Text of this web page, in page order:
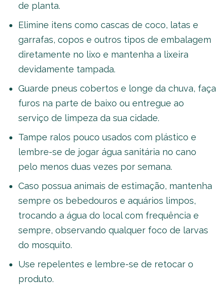
de planta.
Elimine itens como cascas de coco, latas e
garrafas, copos e outros tipos de embalagem
diretamente no lixo e mantenha a lixeira
devidamente tampada.
Guarde pneus cobertos e longe da chuva, faça
furos na parte de baixo ou entregue ao
serviço de limpeza da sua cidade.
Tampe ralos pouco usados com plástico e
lembre-se de jogar água sanitária no cano
pelo menos duas vezes por semana.
Caso possua animais de estimação, mantenha
sempre os bebedouros e aquários limpos,
trocando a água do local com frequência e
sempre, observando qualquer foco de larvas
do mosquito.
Use repelentes e lembre-se de retocar o
produto.